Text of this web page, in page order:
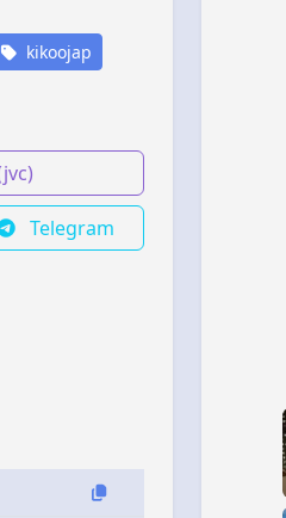
kikoojap
Telegram